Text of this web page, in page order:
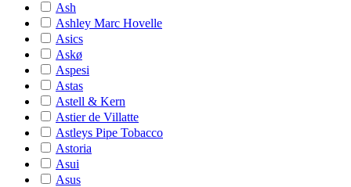
Ash
Ashley Marc Hovelle
Asics
Askø
Aspesi
Astas
Astell & Kern
Astier de Villatte
Astleys Pipe Tobacco
Astoria
Asui
Asus